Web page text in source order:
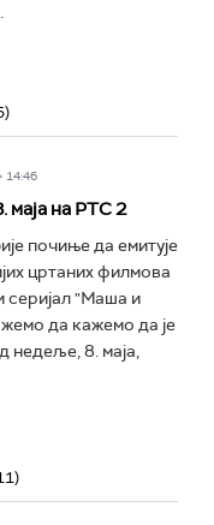
14:46
на РТС 2
почиње да емитује
цртаних филмова
серијал "Маша и
да кажемо да је
недеље, 8. маја,